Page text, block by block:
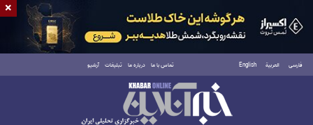
فارسی العربية English تماس با ما درباره ما تبلیغات آرشیو
شنبه ۱۷ مرداد ۱۴۰۵
×